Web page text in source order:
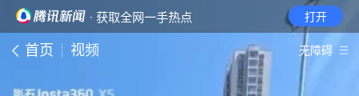
· 获取全网一手热点 打开
首页 视频 无障碍